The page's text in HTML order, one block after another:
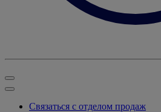
Связаться с отделом продаж